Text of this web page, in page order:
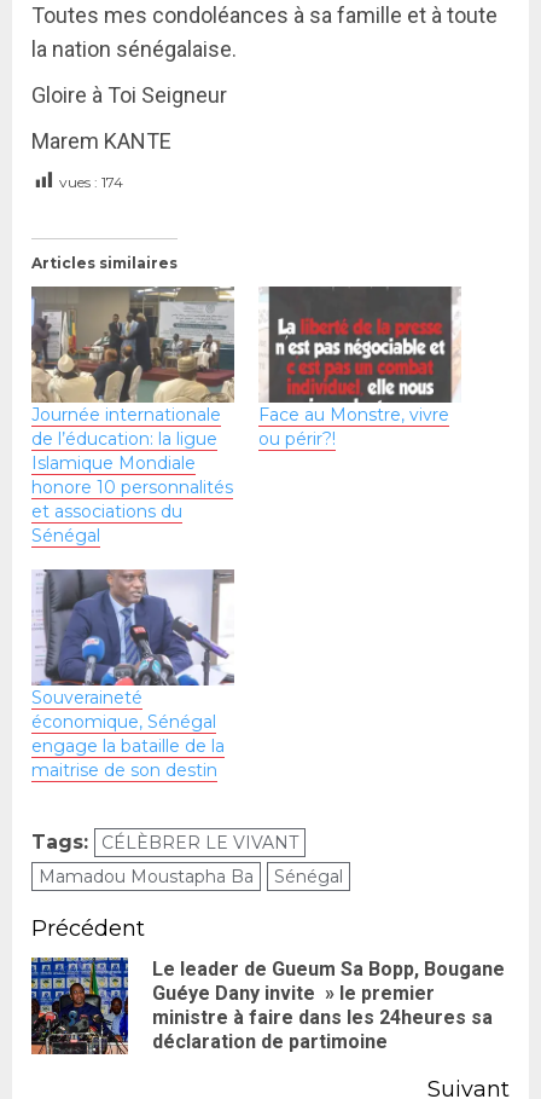
Toutes mes condoléances à sa famille et à toute
la nation sénégalaise.
Gloire à Toi Seigneur
Marem KANTE
vues : 174
Articles similaires
Journée internationale
de l’éducation: la ligue
Islamique Mondiale
honore 10 personnalités
et associations du
Sénégal
Face au Monstre, vivre
ou périr?!
Souveraineté
économique, Sénégal
engage la bataille de la
maitrise de son destin
Tags:
CÉLÈBRER LE VIVANT
Mamadou Moustapha Ba
Sénégal
Précédent
Le leader de Gueum Sa Bopp, Bougane
Guéye Dany invite » le premier
ministre à faire dans les 24heures sa
déclaration de partimoine
Suivant